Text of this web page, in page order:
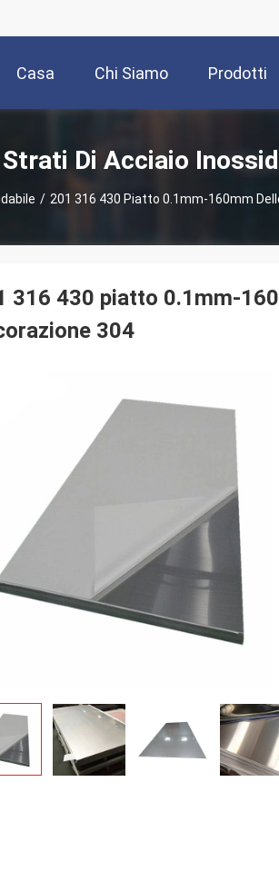
Casa Chi Siamo Prodotti
Di Acciaio
/ 201 316 430 Piatto 0.1mm-160mm
316 430 piatto 0.1mm-
304